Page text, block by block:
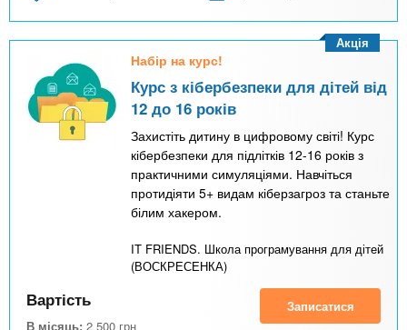
Набір на курс!
Курс з кібербезпеки для дітей від
12 до 16 років
Захистіть дитину в цифровому світі! Курс
кібербезпеки для підлітків 12-16 років з
практичними симуляціями. Навчіться
протидіяти 5+ видам кіберзагроз та станьте
білим хакером.
IT FRIENDS. Школа програмування для дітей
(ВОСКРЕСЕНКА)
Акція
Вартість
В місяць: 2 500 грн
Записатися